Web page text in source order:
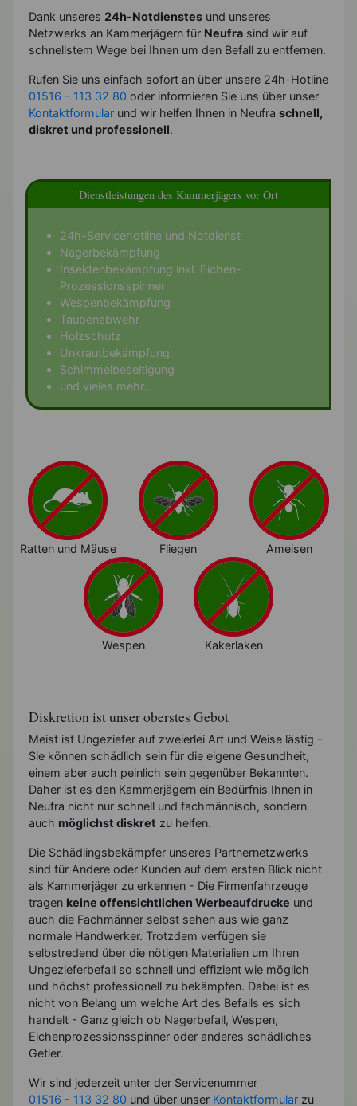
Dank unseres 24h-Notdienstes und unseres
Netzwerks an Kammerjägern für Neufra sind wir auf
schnellstem Wege bei Ihnen um den Befall zu entfernen.
Rufen Sie uns einfach sofort an über unsere 24h-Hotline
01516 - 113 32 80 oder informieren Sie uns über unser
Kontaktformular und wir helfen Ihnen in Neufra schnell,
diskret und professionell.
Dienstleistungen des Kammerjägers vor Ort
24h-Servicehotline und Notdienst
Nagerbekämpfung
Insektenbekämpfung inkl. Eichen-
Prozessionsspinner
Wespenbekämpfung
Taubenabwehr
Holzschutz
Unkrautbekämpfung
Schimmelbeseitigung
und vieles mehr...
Ratten und Mäuse Fliegen Ameisen
Wespen Kakerlaken
Diskretion ist unser oberstes Gebot
Meist ist Ungeziefer auf zweierlei Art und Weise lästig -
Sie können schädlich sein für die eigene Gesundheit,
einem aber auch peinlich sein gegenüber Bekannten.
Daher ist es den Kammerjägern ein Bedürfnis Ihnen in
Neufra nicht nur schnell und fachmännisch, sondern
auch möglichst diskret zu helfen.
Die Schädlingsbekämpfer unseres Partnernetzwerks
sind für Andere oder Kunden auf dem ersten Blick nicht
als Kammerjäger zu erkennen - Die Firmenfahrzeuge
tragen keine offensichtlichen Werbeaufdrucke und
auch die Fachmänner selbst sehen aus wie ganz
normale Handwerker. Trotzdem verfügen sie
selbstredend über die nötigen Materialien um Ihren
Ungezieferbefall so schnell und effizient wie möglich
und höchst professionell zu bekämpfen. Dabei ist es
nicht von Belang um welche Art des Befalls es sich
handelt - Ganz gleich ob Nagerbefall, Wespen,
Eichenprozessionsspinner oder anderes schädliches
Getier.
Wir sind jederzeit unter der Servicenummer
01516 - 113 32 80 und über unser Kontaktformular zu